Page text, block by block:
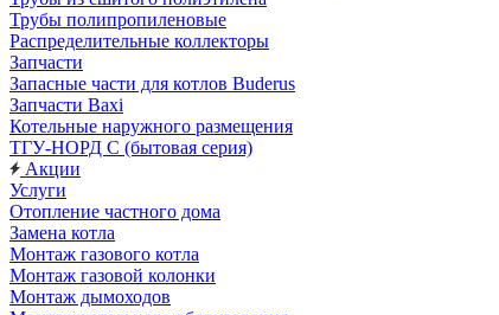
Трубы полипропиленовые
Распределительные коллекторы
Запчасти
Запасные части для котлов Buderus
Запчасти Baxi
Котельные наружного размещения
ТГУ-НОРД С (бытовая серия)
Акции
Услуги
Отопление частного дома
Замена котла
Монтаж газового котла
Монтаж газовой колонки
Монтаж дымоходов